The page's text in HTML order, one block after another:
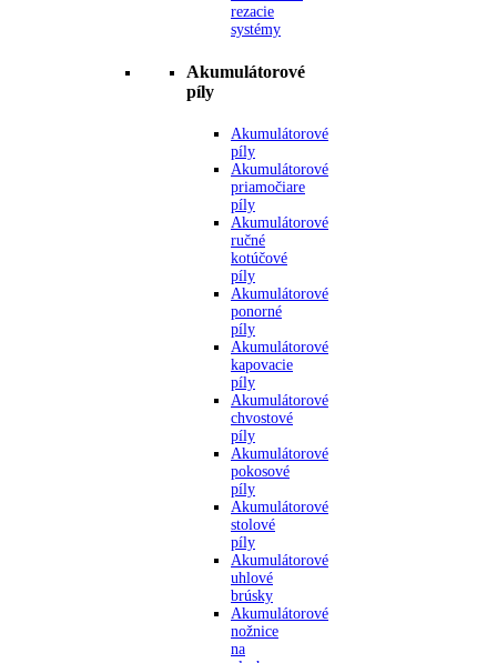
rezacie
systémy
Akumulátorové
píly
Akumulátorové
píly
Akumulátorové
priamočiare
píly
Akumulátorové
ručné
kotúčové
píly
Akumulátorové
ponorné
píly
Akumulátorové
kapovacie
píly
Akumulátorové
chvostové
píly
Akumulátorové
pokosové
píly
Akumulátorové
stolové
píly
Akumulátorové
uhlové
brúsky
Akumulátorové
nožnice
na